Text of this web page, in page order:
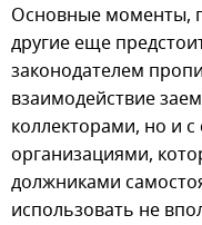
Основные моменты,
другие еще
законодателем
взаимодействие
коллекторами, но и
организациями,
должниками
использовать не